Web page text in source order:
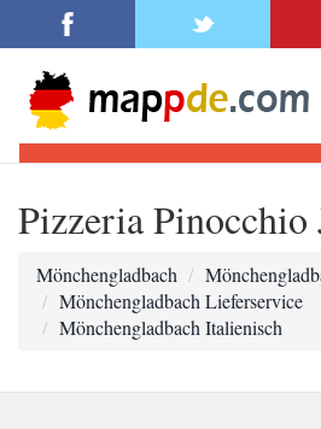
Pizzeria Pinocchio
Mönchengladbach
Mönchengladbach Lieferservice
Mönchengladbach Italienisch